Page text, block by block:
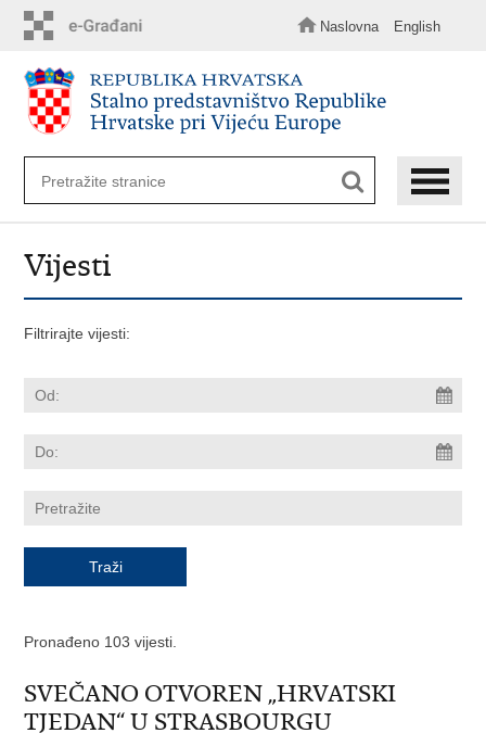
sadržaj
Naslovna English
Vijesti
Filtrirajte vijesti:
Pronađeno 103 vijesti.
SVEČANO OTVOREN „HRVATSKI
TJEDAN“ U STRASBOURGU